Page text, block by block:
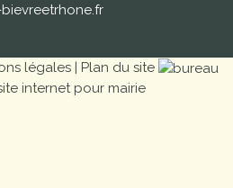
légales | Plan du site
internet pour mairie